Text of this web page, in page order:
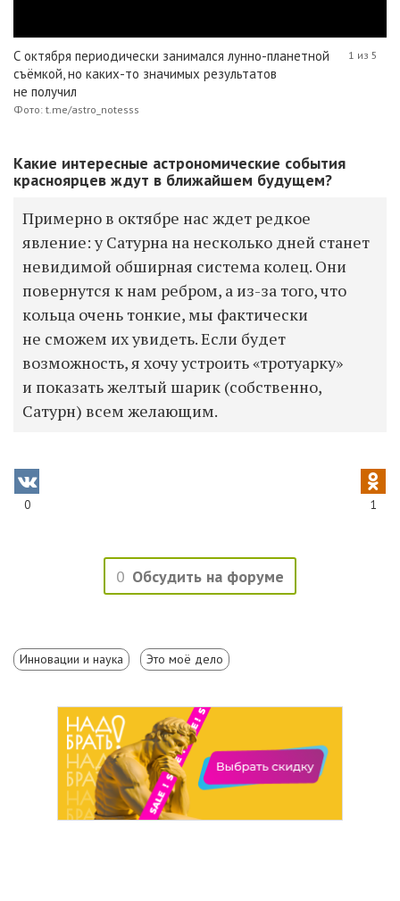
С октября периодически занимался лунно-планетной
съёмкой, но каких-то значимых результатов
не получил
Фото: t.me/astro_notesss
1 из 5
Какие интересные астрономические события
красноярцев ждут в ближайшем будущем?
Примерно в октябре нас ждет редкое
явление: у Сатурна на несколько дней станет
невидимой обширная система колец. Они
повернутся к нам ребром, а из-за того, что
кольца очень тонкие, мы фактически
не сможем их увидеть. Если будет
возможность, я хочу устроить «тротуарку»
и показать желтый шарик (собственно,
Сатурн) всем желающим.
0 1
0 Обсудить на форуме
Инновации и наука Это моё дело